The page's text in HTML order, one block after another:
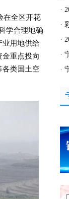
在全区开花
学合理地确
业用地供给
重点投向
各类国土空
·
·
·
·
·